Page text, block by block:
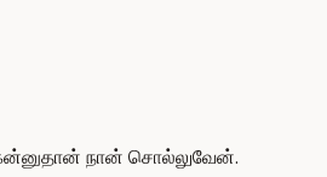
நான் சொல்லுவேன்.